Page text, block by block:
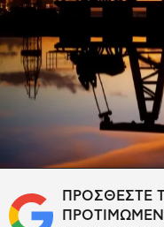
ΠΡΟΣΘΕΣΤΕ